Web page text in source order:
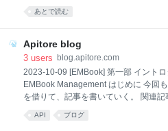
Distance Analogy Similarity
80％を超えたので記事にする。精度
月5日現在で366位/4430人中となった
チュートリアル：タイタニックタスク
Kaggleのタイタニックチュートリアル
みた やったこと ひとことで言うと、オ
ィングを疑って、学習データを間引い
生データ眺めてみていて、どうも同じ
SibSp=0かつParch=0かつSex=maleか
あとで読む
Apitore blog
3 users blog.apitore.com
2023-10-09 [EMBook] 第一部 イント
EMBook Management はじめに 今回
を借りて、記事を書いていく。 関連記
blog.apitore.com #Management
management 2023-10-08 [EMBook] （
API ブログ